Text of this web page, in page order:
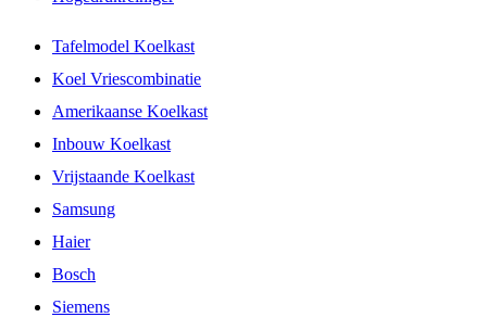
Tafelmodel Koelkast
Koel Vriescombinatie
Amerikaanse Koelkast
Inbouw Koelkast
Vrijstaande Koelkast
Samsung
Haier
Bosch
Siemens